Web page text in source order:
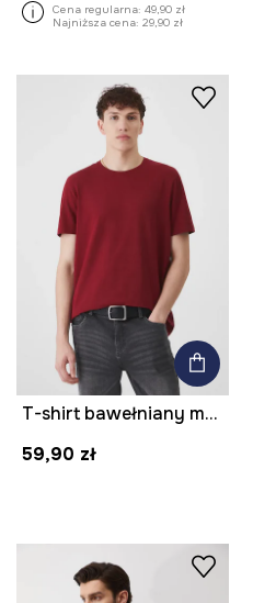
Cena regularna: 49,90 zł
Najniższa cena: 29,90 zł
T-shirt bawełniany męski z domieszką elastanu gładki kolor bordowy
59,90 zł